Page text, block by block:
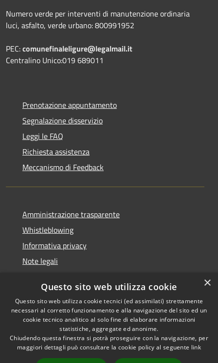
Numero verde per interventi di manutenzione ordinaria
luci, asfalto, verde urbano: 800991952
PEC:comunefinaleligure@legalmail.it
Centralino Unico:019 689011
Prenotazione appuntamento
Segnalazione disservizio
Leggi le FAQ
Richiesta assistenza
Meccanismo di Feedback
Amministrazione trasparente
Whistleblowing
Informativa privacy
Note legali
Segnalazioni di inaccessibilità
RSS
Accessibilità
Copyright © 2026 • Comune di
Finale Ligure • Powered by
×
Questo sito web utilizza cookie
Questo sito web utilizza cookie tecnici (ed assimilati) strettamente
necessari al corretto funzionamento e alla navigazione del sito ed un
cookie tecnico analitico al solo fine di elaborare informazioni
statistiche, aggregate ed anonime.
Chiudendo questa finestra si potrà proseguire con la navigazione, per
maggiori dettagli può consultare la cookie policy al seguente link